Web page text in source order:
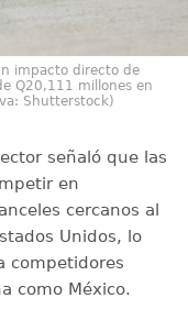
impacto directo de
Q20,111 millones en
Shutterstock)
señaló que las
en
cercanos al
Unidos, lo
competidores
como México.